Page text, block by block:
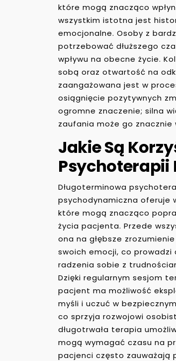
które mogą znacząco
wszystkim istotna jest
emocjonalne. Osoby z
potrzebować dłuższego
wpływu na obecne życie.
sobą oraz otwartość na
zaangażowana jest w
osiągnięcie pozytywnych
ogromne znaczenie; silna
zaufania może go znacznie
Jakie Są
Psychoterapii
Długoterminowa
psychodynamiczna oferuje
które mogą znacząco
życia pacjenta. Przede
ona na głębsze
swoich emocji, co prowadzi
radzenia sobie z
Dzięki regularnym sesjom
pacjent ma możliwość
myśli i uczuć w
co sprzyja rozwojowi
długotrwała terapia
mogą wymagać czasu na
pacjenci często zauważają